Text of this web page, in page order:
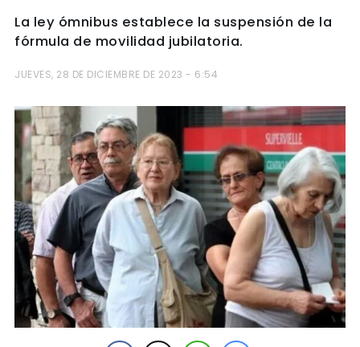
La ley ómnibus establece la suspensión de la
fórmula de movilidad jubilatoria.
JUEVES, 28 DE DICIEMBRE DE 2023 - 6:54